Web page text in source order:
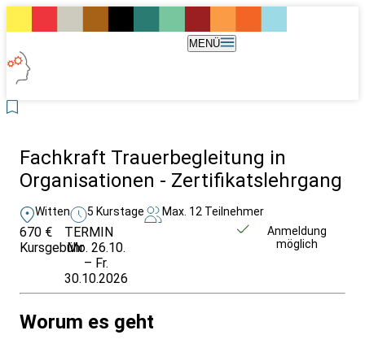
MENÜ
Fachkraft Trauerbegleitung in
Organisationen - Zertifikatslehrgang
Witten 5 Kurstage Max. 12 Teilnehmer
670 €
Kursgebühr
TERMIN
Mo. 26.10.
– Fr.
30.10.2026
Anmeldung
möglich
Worum es geht